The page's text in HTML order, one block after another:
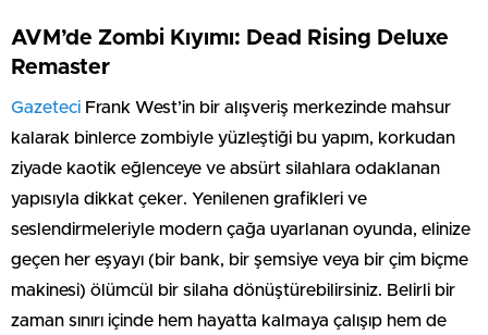
AVM’de Zombi Kıyımı: Dead Rising Deluxe
Remaster
Gazeteci Frank West’in bir alışveriş merkezinde mahsur
kalarak binlerce zombiyle yüzleştiği bu yapım, korkudan
ziyade kaotik eğlenceye ve absürt silahlara odaklanan
yapısıyla dikkat çeker. Yenilenen grafikleri ve
seslendirmeleriyle modern çağa uyarlanan oyunda, elinize
geçen her eşyayı (bir bank, bir şemsiye veya bir çim biçme
makinesi) ölümcül bir silaha dönüştürebilirsiniz. Belirli bir
zaman sınırı içinde hem hayatta kalmaya çalışıp hem de